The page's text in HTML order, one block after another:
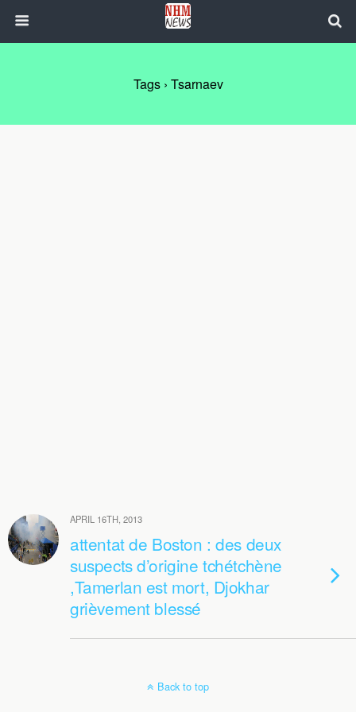
Tags › Tsarnaev
APRIL 16TH, 2013
attentat de Boston : des deux
suspects d’origine tchétchène
,Tamerlan est mort, Djokhar
grièvement blessé
Back to top